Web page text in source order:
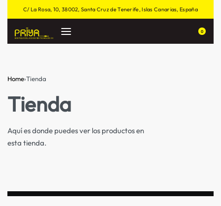
C/ La Rosa, 10, 38002, Santa Cruz de Tenerife, Islas Canarias, España
0
Home›Tienda
Tienda
Aquí es donde puedes ver los productos en
esta tienda.